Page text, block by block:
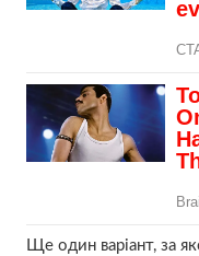
Ще один варіант, за